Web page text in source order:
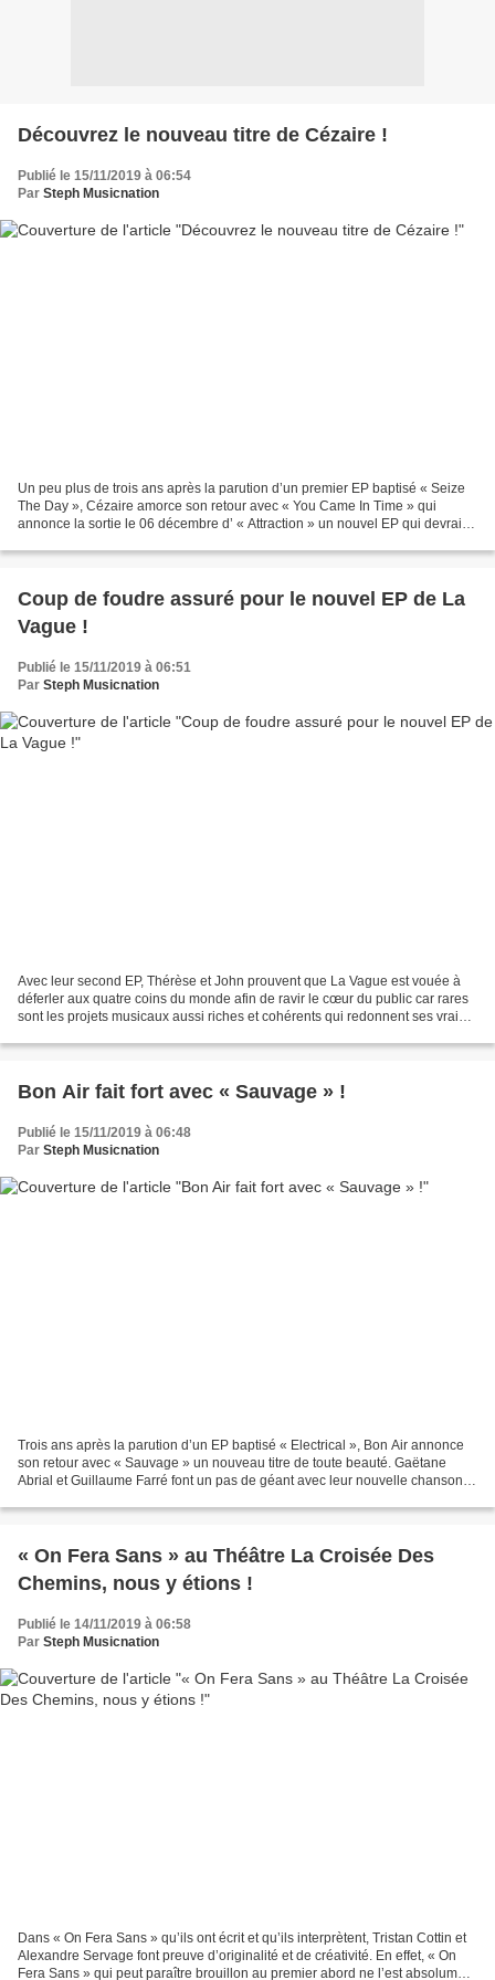
Découvrez le nouveau titre de Cézaire !
Publié le 15/11/2019 à 06:54
Par Steph Musicnation
Un peu plus de trois ans après la parution d’un premier EP baptisé « Seize
The Day », Cézaire amorce son retour avec « You Came In Time » qui
annonce la sortie le 06 décembre d’ « Attraction » un nouvel EP qui devrait
Coup de foudre assuré pour le nouvel EP de La
Vague !
Publié le 15/11/2019 à 06:51
Par Steph Musicnation
Avec leur second EP, Thérèse et John prouvent que La Vague est vouée à
déferler aux quatre coins du monde afin de ravir le cœur du public car rares
sont les projets musicaux aussi riches et cohérents qui redonnent ses vraies
Bon Air fait fort avec « Sauvage » !
Publié le 15/11/2019 à 06:48
Par Steph Musicnation
Trois ans après la parution d’un EP baptisé « Electrical », Bon Air annonce
son retour avec « Sauvage » un nouveau titre de toute beauté. Gaëtane
Abrial et Guillaume Farré font un pas de géant avec leur nouvelle chanson
« On Fera Sans » au Théâtre La Croisée Des
Chemins, nous y étions !
Publié le 14/11/2019 à 06:58
Par Steph Musicnation
Dans « On Fera Sans » qu’ils ont écrit et qu’ils interprètent, Tristan Cottin et
Alexandre Servage font preuve d’originalité et de créativité. En effet, « On
Fera Sans » qui peut paraître brouillon au premier abord ne l’est absolument